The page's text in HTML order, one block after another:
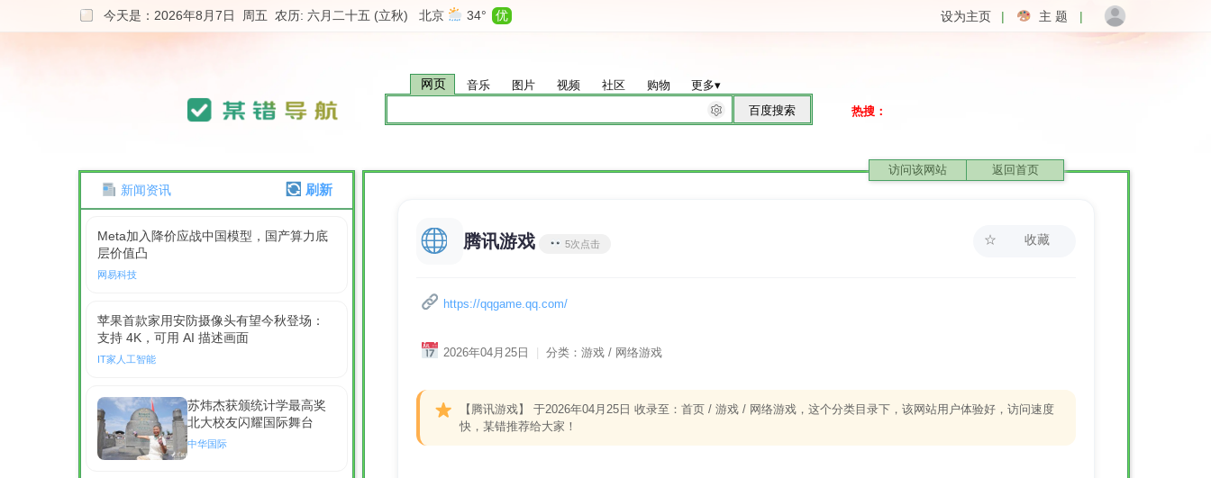
今天是：2026年8月7日 周五 农历: 六月二十五 (立秋) 北京 34° 优 设为主页 | 主 题 |
网页 音乐 图片 视频 社区 购物 更多▾
热搜：
新闻资讯 刷新
Meta加入降价应战中国模型，国产算力底
层价值凸
网易科技
苹果首款家用安防摄像头有望今秋登场：
支持 4K，可用 AI 描述画面
IT家人工智能
苏炜杰获颁统计学最高奖
北大校友闪耀国际舞台
中华国际
腾讯游戏 5次点击 ☆ 收藏
https://qqgame.qq.com/
2026年04月25日 | 分类：游戏 / 网络游戏
【腾讯游戏】
于2026年04月25日 收录至：首页 / 游戏 / 网络游戏，这个分类目录下，该网站用户体验好，访问速度
快，某错推荐给大家！
访问该网站 返回首页